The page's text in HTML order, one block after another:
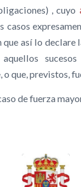
, cuyo
casos
que así lo
que, previstos,
de fuerza